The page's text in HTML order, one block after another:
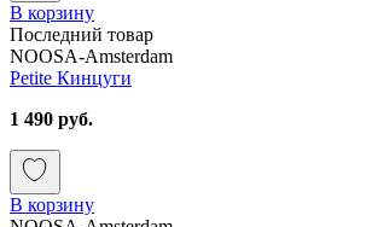
В корзину
Последний товар
NOOSA-Amsterdam
Petite Кинцуги
1 490 руб.
В корзину